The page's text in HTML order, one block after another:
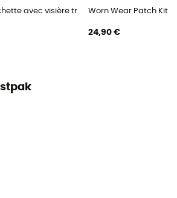
avec visière transparenteWorn Wear Patch Kit
24,90 €